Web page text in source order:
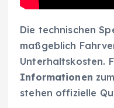
Die technischen
maßgeblich
Unterhaltskosten.
Informationen zum
stehen offizielle